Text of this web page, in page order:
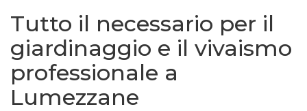
Tutto il necessario per il
giardinaggio e il vivaismo
professionale a
Lumezzane